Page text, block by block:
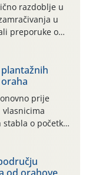
razdoblje u
u
preporuke o
od najčešćih
(23.7., 14.7.,
je
razdoblje, uz
prije
o početku
dvanaest dana
naročito
najviše